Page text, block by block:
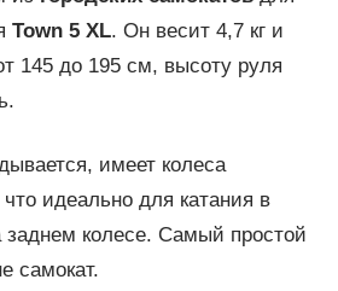
Town 5 XL. Он весит 4,7 кг и
145 до 195 см, высоту руля
имеет колеса
идеально для катания в
заднем колесе. Самый простой
самокат.